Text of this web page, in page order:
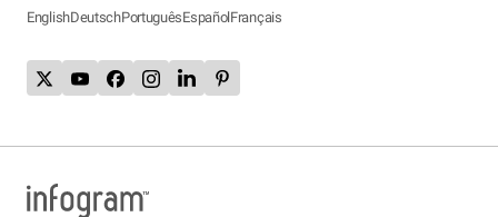
EnglishDeutschPortuguêsEspañolFrançais